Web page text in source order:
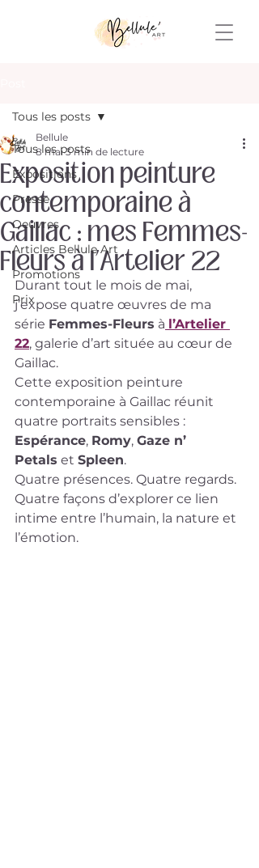
Tous les posts
Expositions
Presse
Oeuvres
Articles Bellule Art
Promotions
Prix
Tous les posts
Exposition peinture
contemporaine à
Gaillac : mes Femmes-
Fleurs à l’Artelier 22
Bellule
8 mai 3 min de lecture
Durant tout le mois de mai,
j’expose quatre œuvres de ma
série Femmes-Fleurs à l’Artelier
22, galerie d’art située au cœur de
Gaillac.
Cette exposition peinture
contemporaine à Gaillac réunit
quatre portraits sensibles :
Espérance, Romy, Gaze n’
Petals et Spleen.
Quatre présences. Quatre regards.
Quatre façons d’explorer ce lien
intime entre l’humain, la nature et
l’émotion.